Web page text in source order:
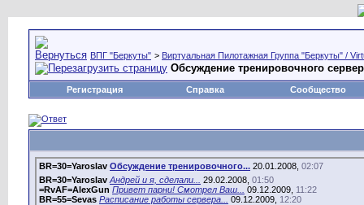
ВПГ "Беркуты" > Виртуальная Пилотажная Группа "Беркуты" /
Обсуждение тренировочного
Регистрация Справка Сообщество
BR=30=Yaroslav Обсуждение тренировочного... 20.01.2008, 02:07
BR=30=Yaroslav Андрей и я, сделали... 29.02.2008, 01:50
=RvAF=AlexGun Привет парни! Смотрел Ваш... 09.12.2009, 11:22
BR=55=Sevas Расписание работы сервера... 09.12.2009, 12:20